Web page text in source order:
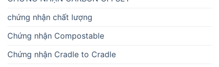
chứng nhận chất lượng
Chứng nhận Compostable
Chứng nhận Cradle to Cradle